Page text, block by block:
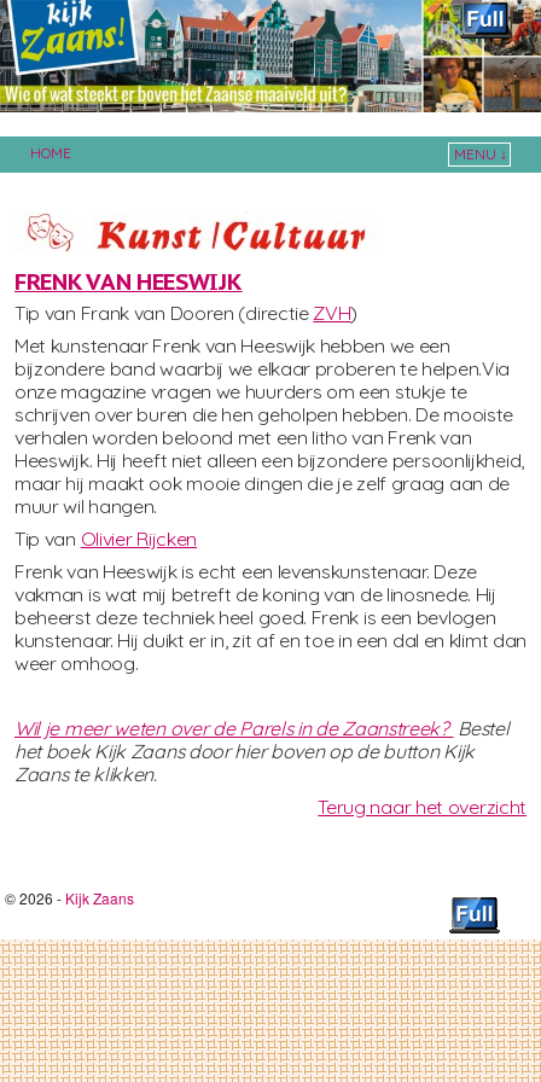
HOME
MENU ↓
FRENK VAN HEESWIJK
Tip van Frank van Dooren (directie ZVH)
Met kunstenaar Frenk van Heeswijk hebben we een
bijzondere band waarbij we elkaar proberen te helpen.Via
onze magazine vragen we huurders om een stukje te
schrijven over buren die hen geholpen hebben. De mooiste
verhalen worden beloond met een litho van Frenk van
Heeswijk. Hij heeft niet alleen een bijzondere persoonlijkheid,
maar hij maakt ook mooie dingen die je zelf graag aan de
muur wil hangen.
Tip van Olivier Rijcken
Frenk van Heeswijk is echt een levenskunstenaar. Deze
vakman is wat mij betreft de koning van de linosnede. Hij
beheerst deze techniek heel goed. Frenk is een bevlogen
kunstenaar. Hij duikt er in, zit af en toe in een dal en klimt dan
weer omhoog.
Wil je meer weten over de Parels in de Zaanstreek? Bestel
het boek Kijk Zaans door hier boven op de button Kijk
Zaans te klikken.
Terug naar het overzicht
© 2026 - Kijk Zaans